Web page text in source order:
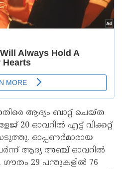
ആദ്യം ബാറ്റ് ചെയ്ത
ഓവറിൽ എട്ട് വിക്കറ്റ്
ഓപ്പണർമാരായ
ആദ്യ അഞ്ച് ഓവറിൽ
29 പന്തുകളിൽ 76